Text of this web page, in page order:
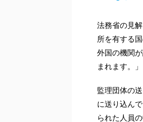
法務省の見
所を有する
外国の機関
まれます。
監理団体の
に送り込ん
られた人員